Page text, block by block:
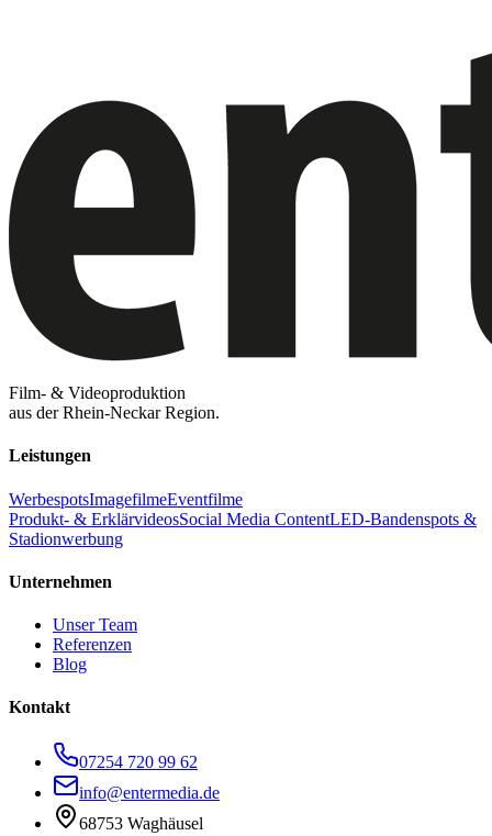
Film- & Videoproduktion
aus der Rhein-Neckar Region.
Leistungen
WerbespotsImagefilmeEventfilme
Produkt- & ErklärvideosSocial Media ContentLED-Bandenspots &
Stadionwerbung
Unternehmen
Unser Team
Referenzen
Blog
Kontakt
07254 720 99 62
info@entermedia.de
68753 Waghäusel